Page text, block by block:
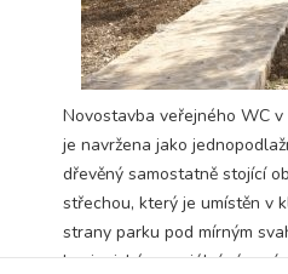
Novostavba veřejného WC
je navržena jako
dřevěný samostatně stojící
střechou, který je umístěn v
strany parku pod mírným
hygienické a sociální zázemí